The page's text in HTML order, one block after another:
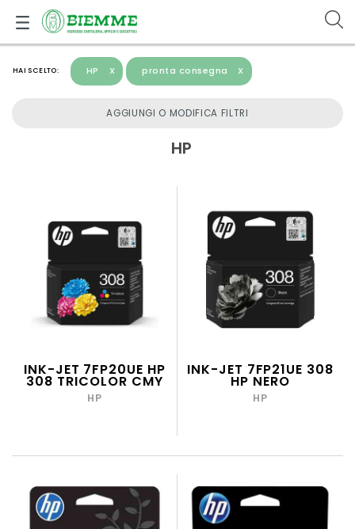
HAI SCELTO: HP X pronta consegna X
AGGIUNGI O MODIFICA FILTRI
HP
INK-JET 7FP20UE HP
308 TRICOLOR CMY
HP
INK-JET 7FP21UE 308
HP NERO
HP